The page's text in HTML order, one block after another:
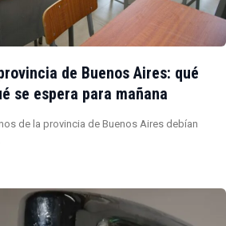
de Buenos Aires: qué
se espera para mañana
de la provincia de Buenos Aires debían